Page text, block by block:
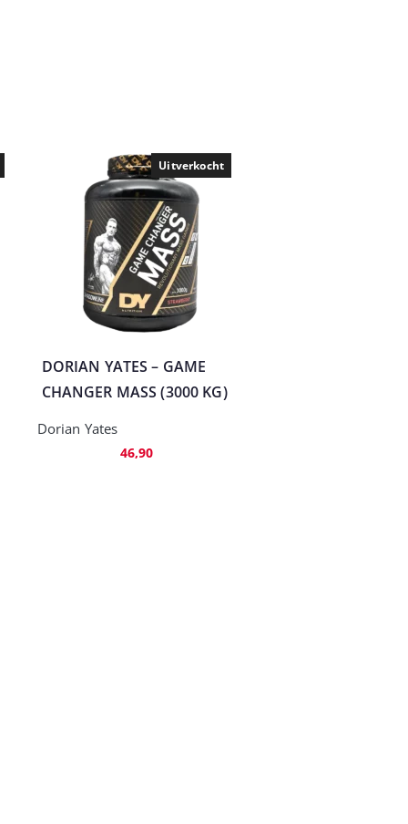
Uitverkocht
DORIAN YATES – GAME
CHANGER MASS (3000 KG)
Dorian Yates
46,90